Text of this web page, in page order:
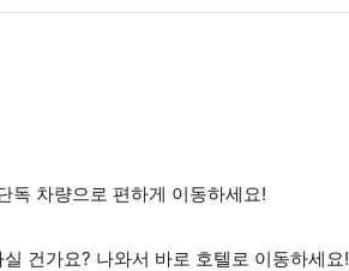
독 차량으로 편하게 이동하세요!
건가요? 나와서 바로 호텔로 이동하세요!